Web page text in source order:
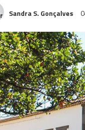
Sandra S. Gonçalves